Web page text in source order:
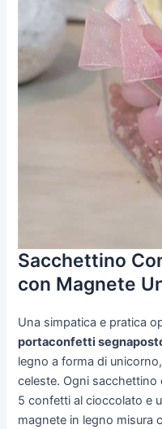
Sacchettino
con Magnete
Una simpatica e pratica
portaconfetti
legno a forma di
celeste. Ogni
5 confetti al cioccolato e
magnete in legno misura